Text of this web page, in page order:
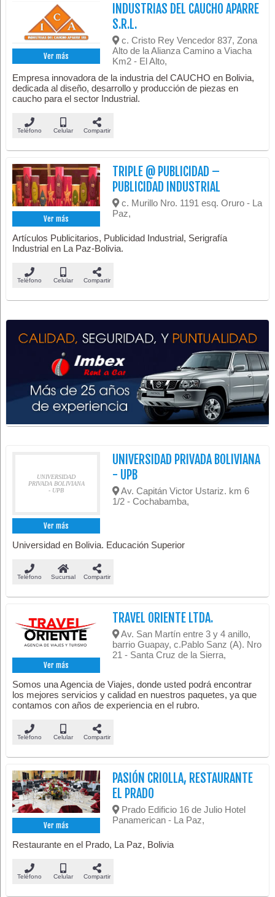
Ver más
INDUSTRIAS DEL CAUCHO APARRE
S.R.L.
c. Cristo Rey Vencedor 837, Zona
Alto de la Alianza Camino a Viacha
Km2 - El Alto,
Empresa innovadora de la industria del CAUCHO en Bolivia,
dedicada al diseño, desarrollo y producción de piezas en
caucho para el sector Industrial.
Teléfono Celular Compartir
Ver más
TRIPLE @ PUBLICIDAD –
PUBLICIDAD INDUSTRIAL
c. Murillo Nro. 1191 esq. Oruro - La
Paz,
Artículos Publicitarios, Publicidad Industrial, Serigrafía
Industrial en La Paz-Bolivia.
Teléfono Celular Compartir
UNIVERSIDAD
PRIVADA BOLIVIANA
- UPB
Ver más
UNIVERSIDAD PRIVADA BOLIVIANA
- UPB
Av. Capitán Victor Ustariz. km 6
1/2 - Cochabamba,
Universidad en Bolivia. Educación Superior
Teléfono Sucursal Compartir
Ver más
TRAVEL ORIENTE LTDA.
Av. San Martín entre 3 y 4 anillo,
barrio Guapay, c.Pablo Sanz (A). Nro
21 - Santa Cruz de la Sierra,
Somos una Agencia de Viajes, donde usted podrá encontrar
los mejores servicios y calidad en nuestros paquetes, ya que
contamos con años de experiencia en el rubro.
Teléfono Celular Compartir
Ver más
PASIÓN CRIOLLA, RESTAURANTE
EL PRADO
Prado Edificio 16 de Julio Hotel
Panamerican - La Paz,
Restaurante en el Prado, La Paz, Bolivia
Teléfono Celular Compartir